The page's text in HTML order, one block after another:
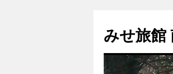
テ
ン
ス
みせ旅館